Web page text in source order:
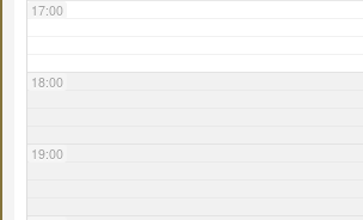
17:00
18:00
19:00